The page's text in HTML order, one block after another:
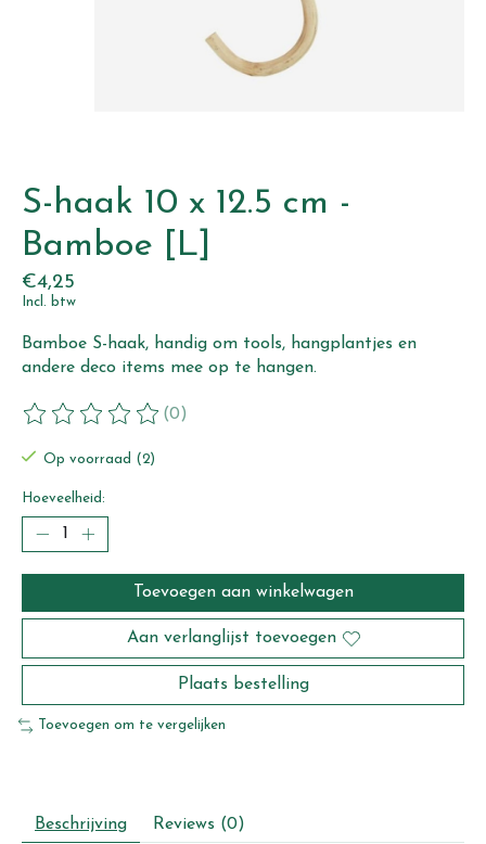
S-haak 10 x 12.5 cm -
Bamboe [L]
€4,25
Incl. btw
Bamboe S-haak, handig om tools, hangplantjes en
andere deco items mee op te hangen.
De beoordeling van dit product is
(0)
Op voorraad (2)
Hoeveelheid:
Toevoegen aan winkelwagen
Aan verlanglijst toevoegen
Plaats bestelling
Toevoegen om te vergelijken
Beschrijving Reviews (0)